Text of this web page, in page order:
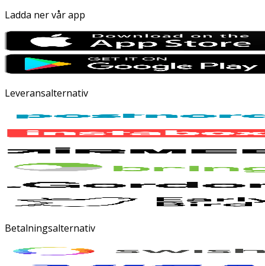
Ladda ner vår app
Leveransalternativ
Betalningsalternativ